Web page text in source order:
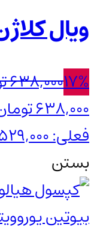
ویال
17%
638,000
638,000 تومان بود.
فعلی: 529,000 تومان.
بستن